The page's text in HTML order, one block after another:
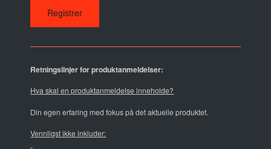
Retningslinjer for produktanmeldelser:
Hva skal en produktanmeldelse inneholde?
Din egen erfaring med fokus på det aktuelle produktet.
Vennligst ikke inkluder: